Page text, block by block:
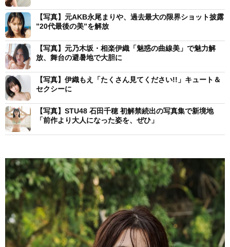
【写真】元AKB永尾まりや、過去最大の限界ショット披露
”20代最後の美”を解放
【写真】元乃木坂・相楽伊織「魅惑の曲線美」で魅力解
放、舞台の避暑地で大胆に
【写真】伊織もえ「たくさん見てください!!」キュート＆
セクシーに
【写真】STU48 石田千穂 初解禁続出の写真集で新境地
「前作より大人になった姿を、ぜひ」